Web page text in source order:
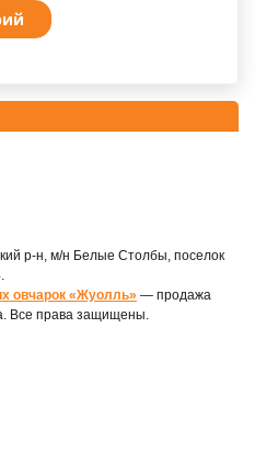
р-н, м/н Белые Столбы, поселок
овчарок «Жуолль» — продажа
Все права защищены.